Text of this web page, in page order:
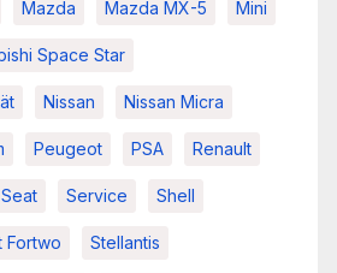
Mazda Mazda MX-5 Mini
Space Star
Nissan Nissan Micra
Peugeot PSA Renault
Seat Service Shell
Fortwo Stellantis